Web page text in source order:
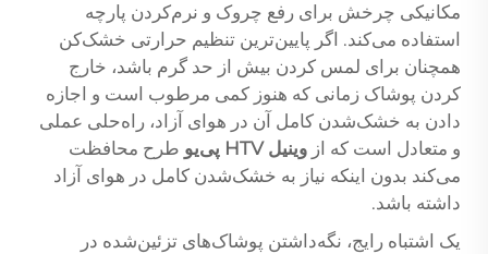
مکانیکی چرخش برای رفع چروک و نرم‌کردن پارچه
استفاده می‌کند. اگر پایین‌ترین تنظیم حرارتی خشک‌کن
همچنان برای لمس کردن بیش از حد گرم باشد، خارج
کردن پوشاک زمانی که هنوز کمی مرطوب است و اجازه
دادن به خشک‌شدن کامل آن در هوای آزاد، راه‌حلی عملی
و متعادل است که از وینیل HTV پی‌یو
طرح محافظت
می‌کند بدون اینکه نیاز به خشک‌شدن کامل در هوای آزاد
داشته باشد.
یک اشتباه رایج، نگه‌داشتن پوشاک‌های تزئین‌شده در